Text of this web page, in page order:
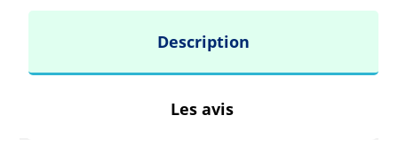
Description
Les avis